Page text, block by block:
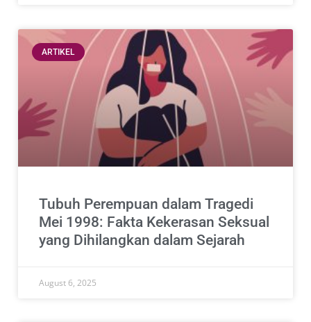
ARTIKEL
Tubuh Perempuan dalam Tragedi
Mei 1998: Fakta Kekerasan Seksual
yang Dihilangkan dalam Sejarah
August 6, 2025